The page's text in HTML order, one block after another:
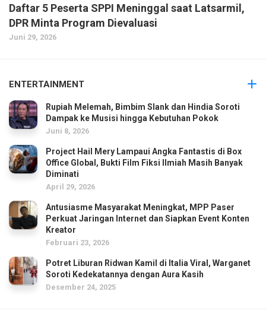
Daftar 5 Peserta SPPI Meninggal saat Latsarmil,
DPR Minta Program Dievaluasi
Juni 29, 2026
ENTERTAINMENT
Rupiah Melemah, Bimbim Slank dan Hindia Soroti
Dampak ke Musisi hingga Kebutuhan Pokok
Juni 8, 2026
Project Hail Mery Lampaui Angka Fantastis di Box
Office Global, Bukti Film Fiksi Ilmiah Masih Banyak
Diminati
April 29, 2026
Antusiasme Masyarakat Meningkat, MPP Paser
Perkuat Jaringan Internet dan Siapkan Event Konten
Kreator
Februari 23, 2026
Potret Liburan Ridwan Kamil di Italia Viral, Warganet
Soroti Kedekatannya dengan Aura Kasih
Desember 24, 2025